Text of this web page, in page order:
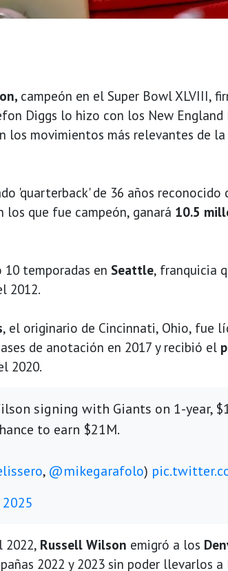
campeón en el Super Bowl XLVIII,
Diggs lo hizo con los New
los movimientos más relevantes de
'quarterback' de 36 años reconocido
los que fue campeón, ganará 10.5
temporadas en Seattle, franquicia
2012.
, el originario de Cincinnati, Ohio, fue
de anotación en 2017 y recibió el
2020.
signing with Giants on 1-year,
to earn $21M.
, @mikegarafolo)
2022, Russell Wilson emigró a los
2022 y 2023 sin poder llevarlos